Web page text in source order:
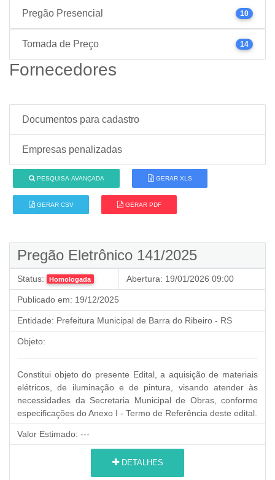
Pregão Presencial 10
Tomada de Preço 14
Fornecedores
Documentos para cadastro
Empresas penalizadas
PESQUISA AVANÇADA GERAR XLS
GERAR CSV GERAR PDF
Pregão Eletrônico 141/2025
Status: Homologada Abertura: 19/01/2026 09:00
Publicado em: 19/12/2025
Entidade: Prefeitura Municipal de Barra do Ribeiro - RS
Objeto:
Constitui objeto do presente Edital, a aquisição de materiais
elétricos, de iluminação e de pintura, visando atender às
necessidades da Secretaria Municipal de Obras, conforme
especificações do Anexo I - Termo de Referência deste edital.
Valor Estimado: ---
DETALHES